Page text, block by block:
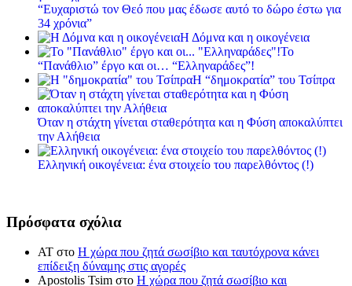
“Ευχαριστώ τον Θεό που μας έδωσε αυτό το δώρο έστω για
34 χρόνια”
Η Δόμνα και η οικογένεια
Το
“Πανάθλιο” έργο και οι… “Ελληναράδες”!
Η “δημοκρατία” του Τσίπρα
Όταν η στάχτη γίνεται σταθερότητα και η Φύση αποκαλύπτει
την Αλήθεια
Ελληνική οικογένεια: ένα στοιχείο του παρελθόντος (!)
Πρόσφατα σχόλια
ΑΤ στο Η χώρα που ζητά σωσίβιο και ταυτόχρονα κάνει
επίδειξη δύναμης στις αγορές
Apostolis Tsim στο Η χώρα που ζητά σωσίβιο και